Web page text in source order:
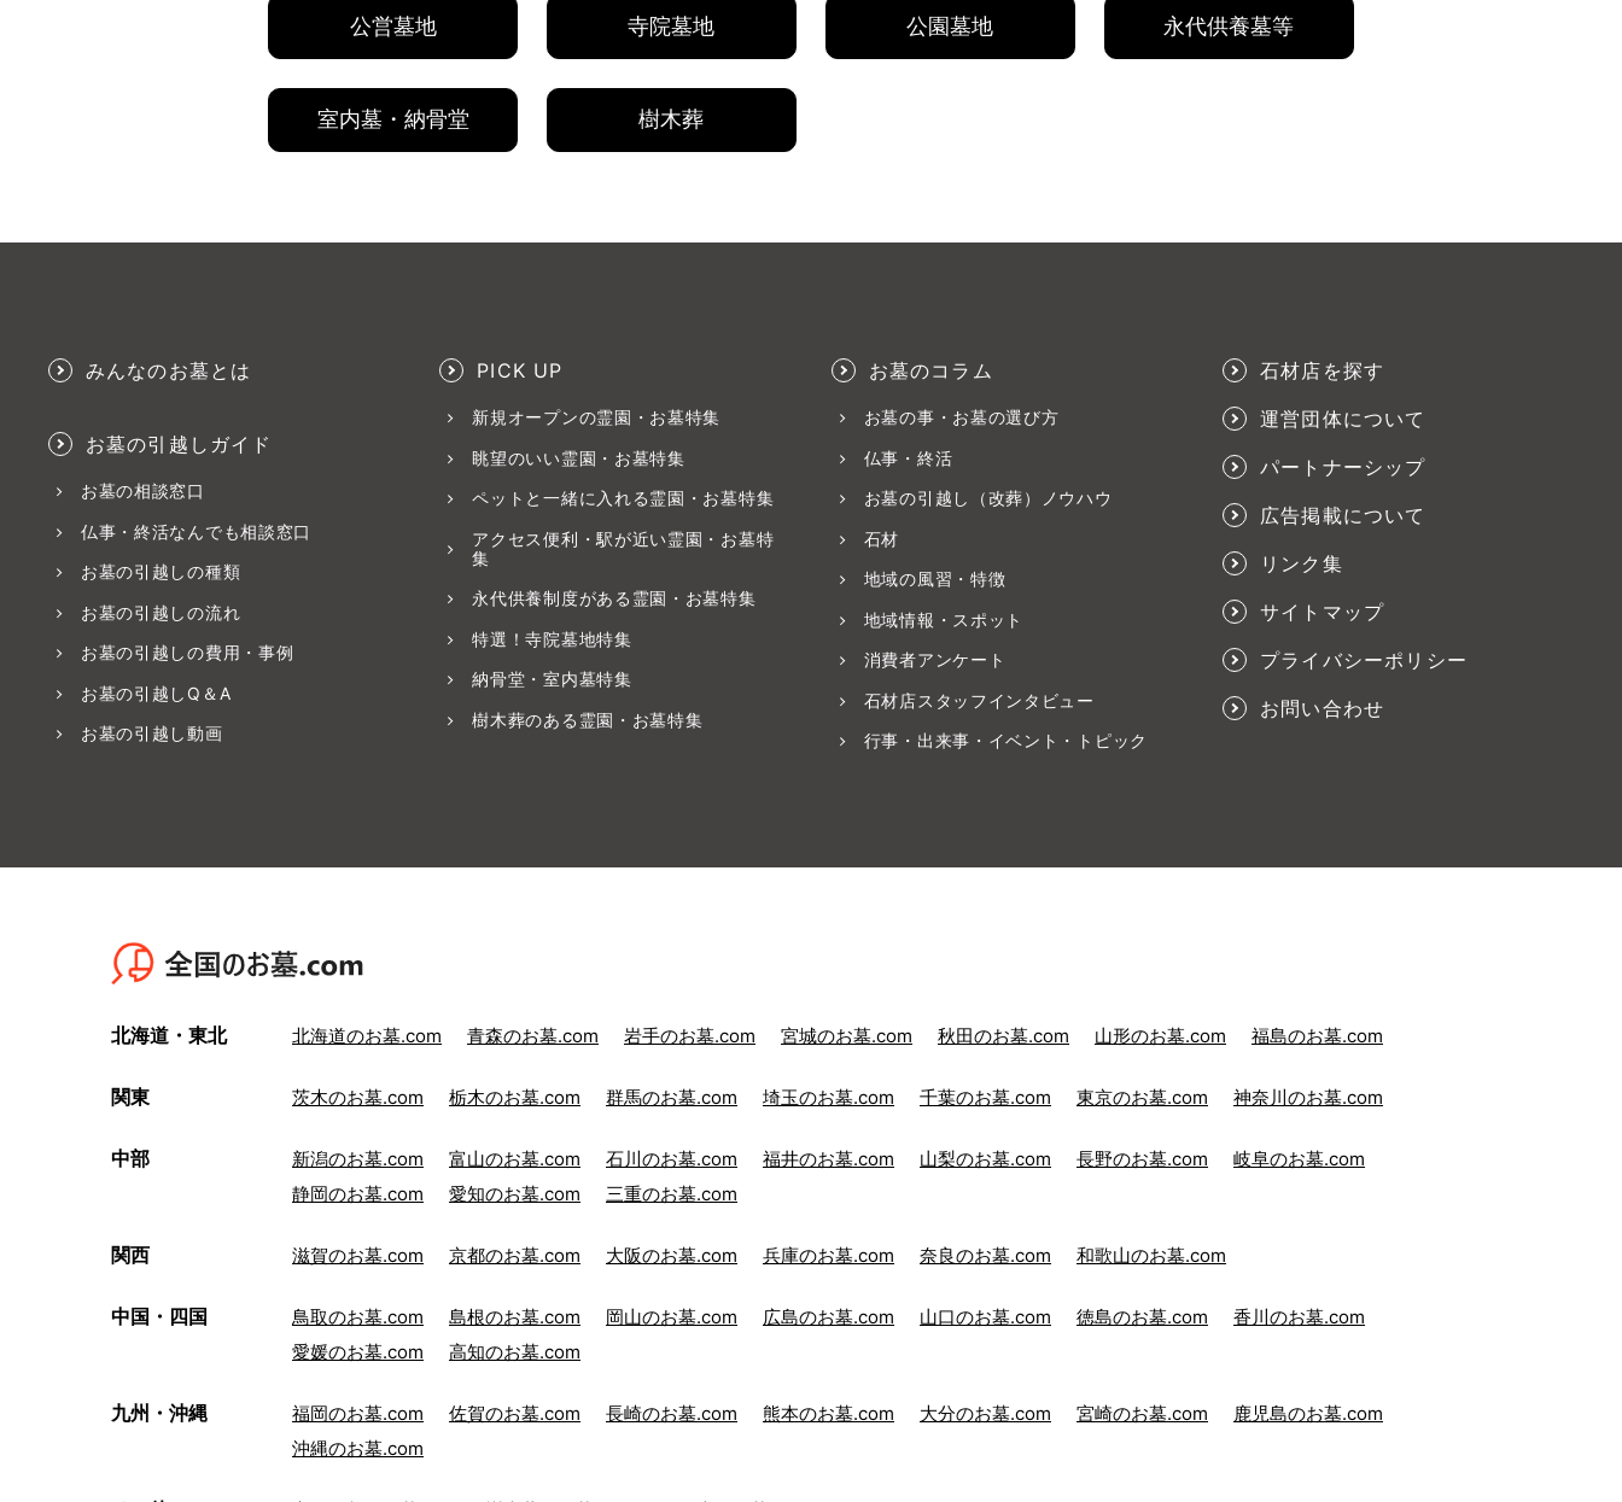
公営墓地 寺院墓地 公園墓地 永代供養墓等
室内墓・納骨堂 樹木葬
みんなのお墓とは
お墓の引越しガイド
お墓の相談窓口
仏事・終活なんでも相談窓口
お墓の引越しの種類
お墓の引越しの流れ
お墓の引越しの費用・事例
お墓の引越しQ＆A
お墓の引越し動画
PICK UP
新規オープンの霊園・お墓特集
眺望のいい霊園・お墓特集
ペットと一緒に入れる霊園・お墓特集
アクセス便利・駅が近い霊園・お墓特
集
永代供養制度がある霊園・お墓特集
特選！寺院墓地特集
納骨堂・室内墓特集
樹木葬のある霊園・お墓特集
お墓のコラム
お墓の事・お墓の選び方
仏事・終活
お墓の引越し（改葬）ノウハウ
石材
地域の風習・特徴
地域情報・スポット
消費者アンケート
石材店スタッフインタビュー
行事・出来事・イベント・トピック
石材店を探す
運営団体について
パートナーシップ
広告掲載について
リンク集
サイトマップ
プライバシーポリシー
お問い合わせ
北海道・東北 北海道のお墓.com 青森のお墓.com 岩手のお墓.com 宮城のお墓.com 秋田のお墓.com 山形のお墓.com 福島のお墓.com
関東 茨木のお墓.com 栃木のお墓.com 群馬のお墓.com 埼玉のお墓.com 千葉のお墓.com 東京のお墓.com 神奈川のお墓.com
中部 新潟のお墓.com 富山のお墓.com 石川のお墓.com 福井のお墓.com 山梨のお墓.com 長野のお墓.com
岐阜のお墓.com
静岡のお墓.com
愛知のお墓.com 三重のお墓.com
関西 滋賀のお墓.com 京都のお墓.com 大阪のお墓.com 兵庫のお墓.com 奈良のお墓.com 和歌山のお墓.com
中国・四国 鳥取のお墓.com 島根のお墓.com 岡山のお墓.com 広島のお墓.com 山口のお墓.com 徳島のお墓.com
香川のお墓.com
愛媛のお墓.com
高知のお墓.com
九州・沖縄 福岡のお墓.com 佐賀のお墓.com 長崎のお墓.com 熊本のお墓.com 大分のお墓.com 宮崎のお墓.com
鹿児島のお墓.com
沖縄のお墓.com